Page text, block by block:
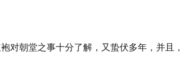
对朝堂之事十分了解，又蛰伏多年，并且，